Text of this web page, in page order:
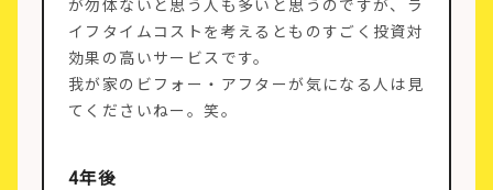
が勿体ないと思う人も多いと思うのですが、ラ
イフタイムコストを考えるとものすごく投資対
効果の高いサービスです。
我が家のビフォー・アフターが気になる人は見
てくださいねー。笑。
4年後